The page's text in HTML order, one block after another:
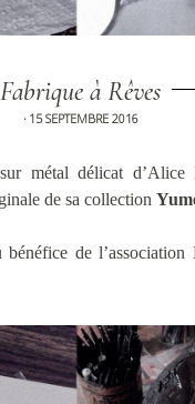
Fabrique à Rêves
• 15 SEPTEMBRE 2016
métal délicat d’Alice
de sa collection
de l’association